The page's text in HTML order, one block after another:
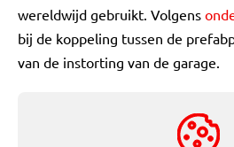
wereldwijd gebruikt. Volgens
bij de koppeling tussen de
van de instorting van de garage.